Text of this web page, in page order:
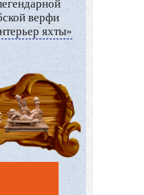
верфи
яхты»